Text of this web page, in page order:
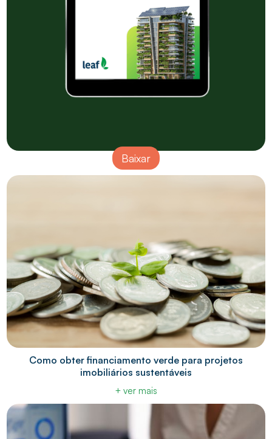
Baixar
Como obter financiamento verde para projetos
imobiliários sustentáveis
+ ver mais